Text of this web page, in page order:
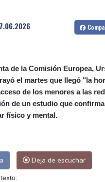
de la Comisión Europea,
el martes que llegó "la
de los menores a las
de un estudio que
físico y mental.
Deja de escuchar